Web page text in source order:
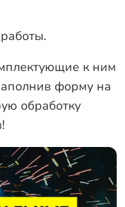
к ним
форму на
обработку